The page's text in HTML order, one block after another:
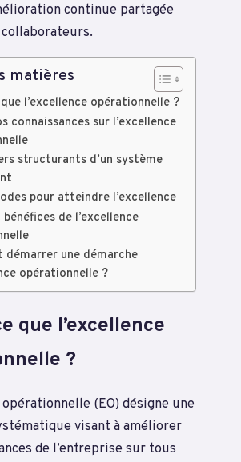
continue partagée
matières
que l’excellence opérationnelle ?
connaissances sur l’excellence
structurants d’un système
pour atteindre l’excellence
de l’excellence
démarrer une démarche
opérationnelle ?
que l’excellence
?
opérationnelle (EO) désigne une
visant à améliorer
de l’entreprise sur tous